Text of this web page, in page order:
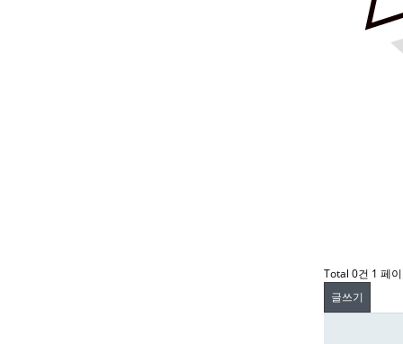
Total 0건 1 페
글쓰기